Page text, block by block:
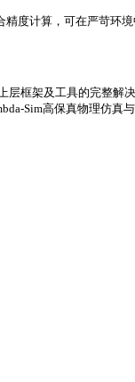
度计算，可在严苛环
框架及工具的完整解
Sim高保真物理仿真